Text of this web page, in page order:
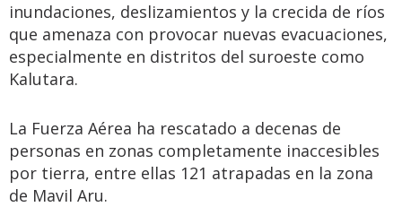
inundaciones, deslizamientos y la crecida de ríos
que amenaza con provocar nuevas evacuaciones,
especialmente en distritos del suroeste como
Kalutara.
La Fuerza Aérea ha rescatado a decenas de
personas en zonas completamente inaccesibles
por tierra, entre ellas 121 atrapadas en la zona
de Mavil Aru.